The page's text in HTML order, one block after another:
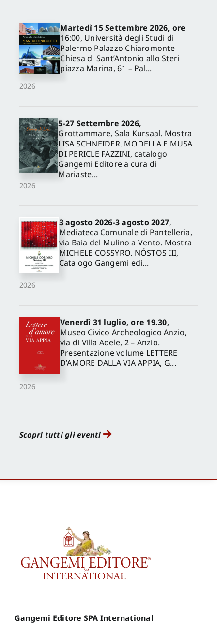
2026
Martedì 15 Settembre 2026, ore
16:00, Università degli Studi di
Palermo Palazzo Chiaromonte
Chiesa di Sant’Antonio allo Steri
piazza Marina, 61 – Pal...
2026
5-27 Settembre 2026,
Grottammare, Sala Kursaal. Mostra
LISA SCHNEIDER. MODELLA E MUSA
DI PERICLE FAZZINI, catalogo
Gangemi Editore a cura di
Mariaste...
2026
3 agosto 2026-3 agosto 2027,
Mediateca Comunale di Pantelleria,
via Baia del Mulino a Vento. Mostra
MICHELE COSSYRO. NÓSTOS III,
Catalogo Gangemi edi...
2026
Venerdì 31 luglio, ore 19.30,
Museo Civico Archeologico Anzio,
via di Villa Adele, 2 – Anzio.
Presentazione volume LETTERE
D’AMORE DALLA VIA APPIA, G...
Scopri tutti gli eventi
Gangemi Editore SPA International